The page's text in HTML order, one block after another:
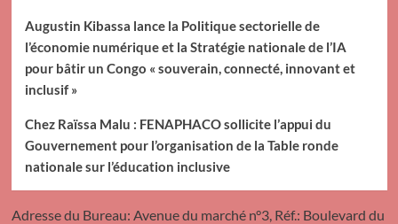
Augustin Kibassa lance la Politique sectorielle de
l’économie numérique et la Stratégie nationale de l’IA
pour bâtir un Congo « souverain, connecté, innovant et
inclusif »
Chez Raïssa Malu : FENAPHACO sollicite l’appui du
Gouvernement pour l’organisation de la Table ronde
nationale sur l’éducation inclusive
Adresse du Bureau: Avenue du marché n°3, Réf.: Boulevard du